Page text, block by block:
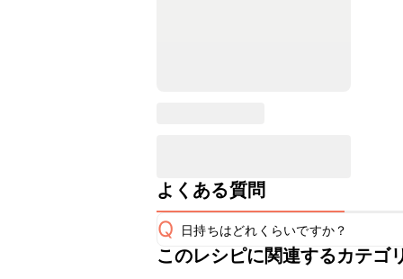
よくある質問
Q 日持ちはどれくらいですか？
こちらのレシピは出来たてをお召し
このレシピに関連するカテゴ